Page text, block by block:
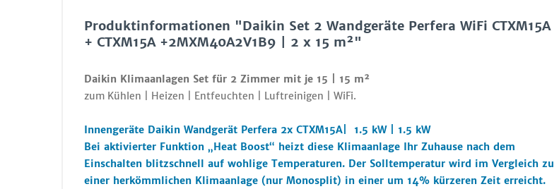
Produktinformationen "Daikin Set 2 Wandgeräte Perfera WiFi CTXM15A
+ CTXM15A +2MXM40A2V1B9 | 2 x 15 m²"
Daikin Klimaanlagen Set für 2 Zimmer mit je 15 | 15 m²
zum Kühlen | Heizen | Entfeuchten | Luftreinigen | WiFi.
Innengeräte Daikin Wandgerät Perfera 2x CTXM15A | 1.5 kW | 1.5 kW
Bei aktivierter Funktion „Heat Boost“ heizt diese Klimaanlage Ihr Zuhause nach dem
Einschalten blitzschnell auf wohlige Temperaturen. Der Solltemperatur wird im Vergleich zu
einer herkömmlichen Klimaanlage (nur Monosplit) in einer um 14% kürzeren Zeit erreicht.